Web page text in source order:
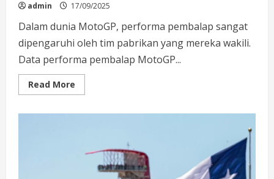
admin 17/09/2025
Dalam dunia MotoGP, performa pembalap sangat
dipengaruhi oleh tim pabrikan yang mereka wakili.
Data performa pembalap MotoGP...
Read More
more
Berdasarkan
Tim
Pabrikan:
Analisis